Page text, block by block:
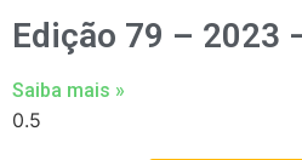
Edição 79 – 2023
Saiba mais »